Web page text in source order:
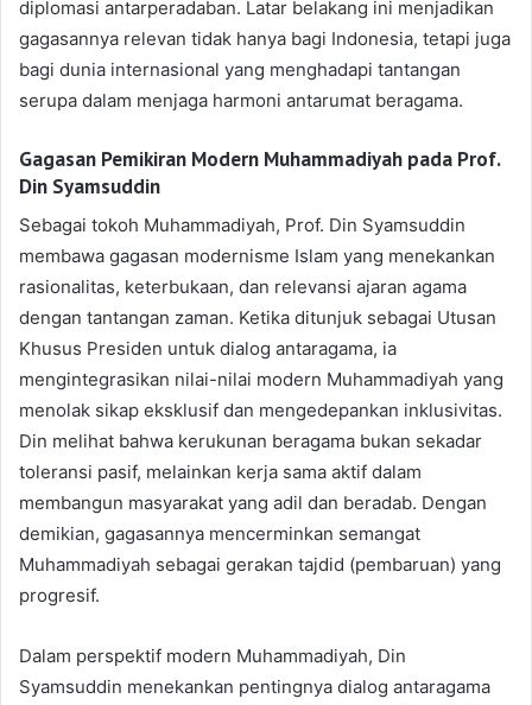
diplomasi antarperadaban. Latar belakang ini menjadikan
gagasannya relevan tidak hanya bagi Indonesia, tetapi juga
bagi dunia internasional yang menghadapi tantangan
serupa dalam menjaga harmoni antarumat beragama.
Gagasan Pemikiran Modern Muhammadiyah pada Prof.
Din Syamsuddin
Sebagai tokoh Muhammadiyah, Prof. Din Syamsuddin
membawa gagasan modernisme Islam yang menekankan
rasionalitas, keterbukaan, dan relevansi ajaran agama
dengan tantangan zaman. Ketika ditunjuk sebagai Utusan
Khusus Presiden untuk dialog antaragama, ia
mengintegrasikan nilai-nilai modern Muhammadiyah yang
menolak sikap eksklusif dan mengedepankan inklusivitas.
Din melihat bahwa kerukunan beragama bukan sekadar
toleransi pasif, melainkan kerja sama aktif dalam
membangun masyarakat yang adil dan beradab. Dengan
demikian, gagasannya mencerminkan semangat
Muhammadiyah sebagai gerakan tajdid (pembaruan) yang
progresif.
Dalam perspektif modern Muhammadiyah, Din
Syamsuddin menekankan pentingnya dialog antaragama